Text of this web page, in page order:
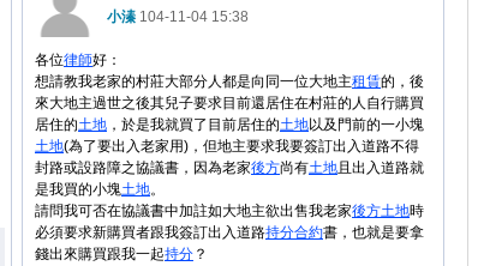
小溱 104-11-04 15:38
各位律師好：
想請教我老家的村莊大部分人都是向同一位大地主租賃的，後
來大地主過世之後其兒子要求目前還居住在村莊的人自行購買
居住的土地 ，於是我就買了目前居住的土地以及門前的一小塊
土地(為了要出入老家用)，但地主要求我要簽訂出入道路不得
封路或設路障之協議書，因為老家後方尚有土地 且出入道路就
是我買的小塊土地。
請問我可否在協議書中加註如大地主欲出售我老家後方土地時
必須要求新購買者跟我簽訂出入道路持分合約書，也就是要拿
錢出來購買跟我一起持分 ？